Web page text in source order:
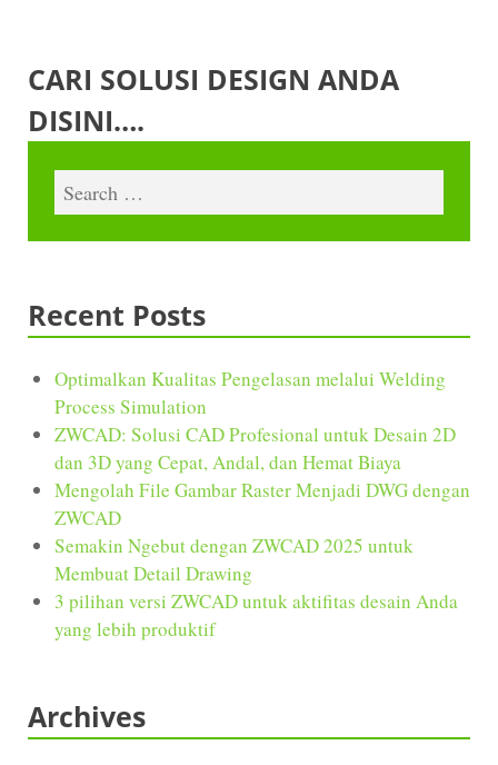
CARI SOLUSI DESIGN ANDA
DISINI….
Recent Posts
Optimalkan Kualitas Pengelasan melalui Welding
Process Simulation
ZWCAD: Solusi CAD Profesional untuk Desain 2D
dan 3D yang Cepat, Andal, dan Hemat Biaya
Mengolah File Gambar Raster Menjadi DWG dengan
ZWCAD
Semakin Ngebut dengan ZWCAD 2025 untuk
Membuat Detail Drawing
3 pilihan versi ZWCAD untuk aktifitas desain Anda
yang lebih produktif
Archives